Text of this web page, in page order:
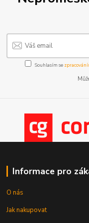
Souhlasím se
Informace pro
O nás
Jak nakupovat